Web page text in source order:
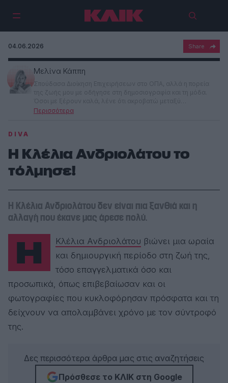
04.06.2026
DIVA
Η Κλέλια Ανδριολάτου το
τόλμησε!
Η Κλέλια Ανδριολάτου δεν είναι πια ξανθιά και η
αλλαγή που έκανε μας άρεσε πολύ.
Η Κλέλια Ανδριολάτου βιώνει μια ωραία
και δημιουργική περίοδο στη ζωή της,
τόσο επαγγελματικά όσο και
προσωπικά, όπως επιβεβαίωσαν και οι
φωτογραφίες που κυκλοφόρησαν πρόσφατα και τη
δείχνουν να απολαμβάνει χρόνο με τον σύντροφό
της.
Δες περισσότερα άρθρα μας στις αναζητήσεις
Πρόσθεσε το ΚΛΙΚ στη Google
Μελίνα Κάππη
πραγματικότητας και ενός παράλληλου σύμπαντος, πράγμα